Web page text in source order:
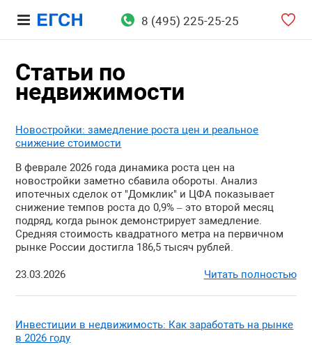
8 (495) 225-25-25
Статьи по
недвижимости
Новостройки: замедление роста цен и реальное
снижение стоимости
В феврале 2026 года динамика роста цен на
новостройки заметно сбавила обороты. Анализ
ипотечных сделок от "Домклик" и ЦФА показывает
снижение темпов роста до 0,9% – это второй месяц
подряд, когда рынок демонстрирует замедление.
Средняя стоимость квадратного метра на первичном
рынке России достигла 186,5 тысяч рублей.
23.03.2026 Читать полностью
Инвестиции в недвижимость: Как заработать на рынке
в 2026 году